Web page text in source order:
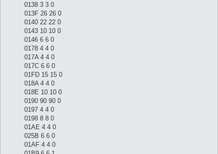
0138 3 3 0
013F 26 26 0
0140 22 22 0
0143 10 10 0
0146 6 6 0
0178 4 4 0
017A 4 4 0
017C 6 6 0
01FD 15 15 0
018A 4 4 0
018E 10 10 0
0190 90 90 0
0197 4 4 0
0198 8 8 0
01AE 4 4 0
025B 6 6 0
01AF 4 4 0